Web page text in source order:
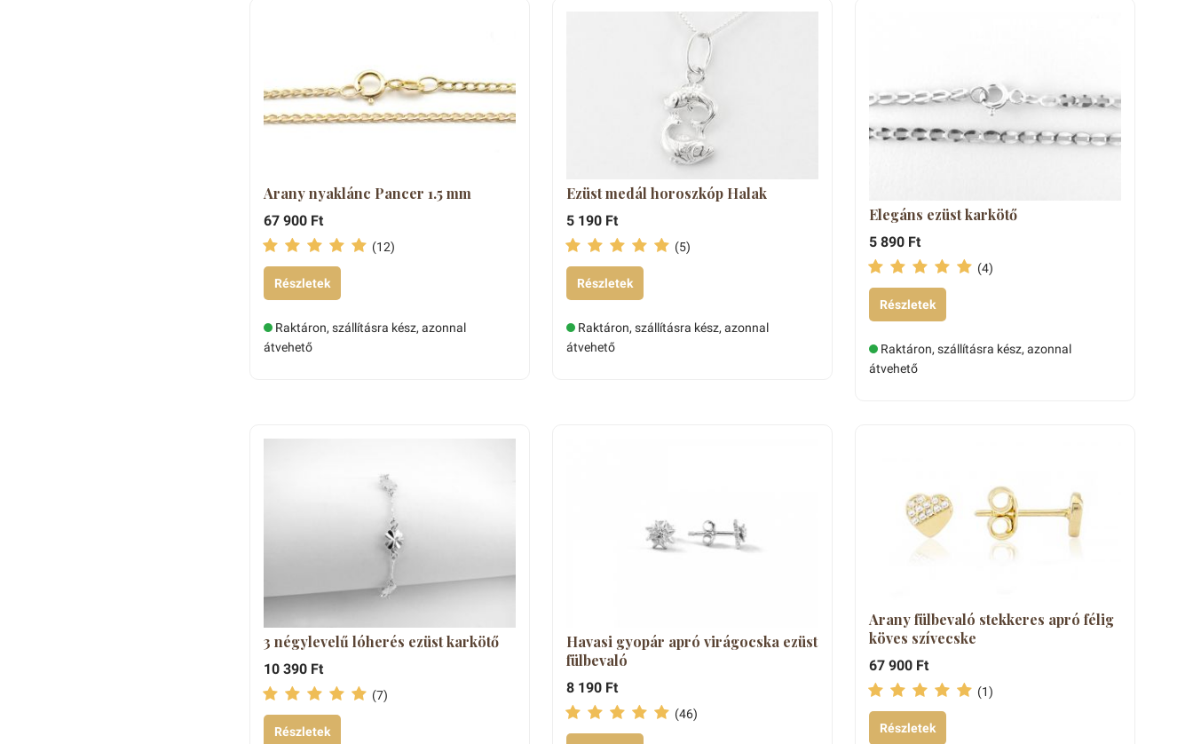
Arany nyaklánc Pancer 1.5 mm
67 900 Ft
(12)
Részletek
Raktáron, szállításra kész, azonnal
átvehető
Ezüst medál horoszkóp Halak
5 190 Ft
(5)
Részletek
Raktáron, szállításra kész, azonnal
átvehető
Elegáns ezüst karkötő
5 890 Ft
(4)
Részletek
Raktáron, szállításra kész, azonnal
átvehető
3 négylevelű lóherés ezüst karkötő
10 390 Ft
(7)
Részletek
Havasi gyopár apró virágocska ezüst
fülbevaló
8 190 Ft
(46)
Arany fülbevaló stekkeres apró félig
köves szívecske
67 900 Ft
(1)
Részletek